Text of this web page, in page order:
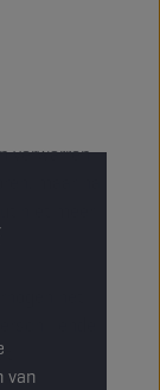
van
verwarren
maar na
niet meer
het